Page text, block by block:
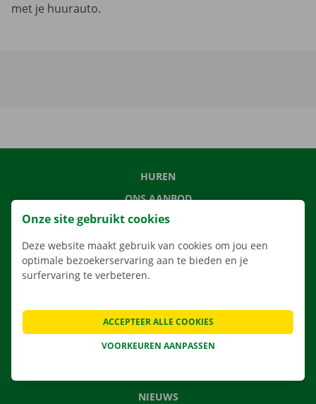
met je huurauto.
HUREN
ONS AANBOD
ONZE DIENSTEN
LOCATIES
APP
CONTACTEER ONS
NIEUWS
Onze site gebruikt cookies
Deze website maakt gebruik van cookies om jou een
optimale bezoekerservaring aan te bieden en je
surfervaring te verbeteren.
VOORKEUREN AANPASSEN
ACCEPTEER ALLE COOKIES